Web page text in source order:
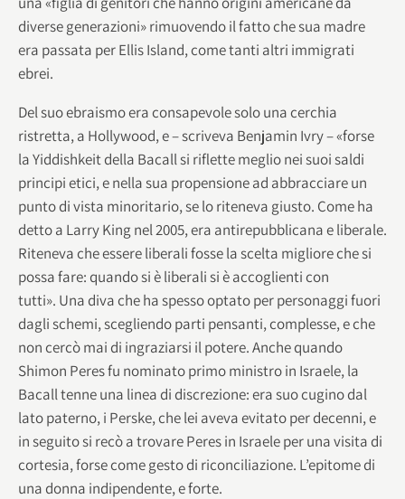
diverse generazioni» rimuovendo il fatto che sua madre
era passata per Ellis Island, come tanti altri immigrati
ebrei.
Del suo ebraismo era consapevole solo una cerchia
ristretta, a Hollywood, e – scriveva Benjamin Ivry – «forse
la Yiddishkeit della Bacall si riflette meglio nei suoi saldi
principi etici, e nella sua propensione ad abbracciare un
punto di vista minoritario, se lo riteneva giusto. Come ha
detto a Larry King nel 2005, era antirepubblicana e liberale.
Riteneva che essere liberali fosse la scelta migliore che si
possa fare: quando si è liberali si è accoglienti con
tutti». Una diva che ha spesso optato per personaggi fuori
dagli schemi, scegliendo parti pensanti, complesse, e che
non cercò mai di ingraziarsi il potere. Anche quando
Shimon Peres fu nominato primo ministro in Israele, la
Bacall tenne una linea di discrezione: era suo cugino dal
lato paterno, i Perske, che lei aveva evitato per decenni, e
in seguito si recò a trovare Peres in Israele per una visita di
cortesia, forse come gesto di riconciliazione. L’epitome di
una donna indipendente, e forte.